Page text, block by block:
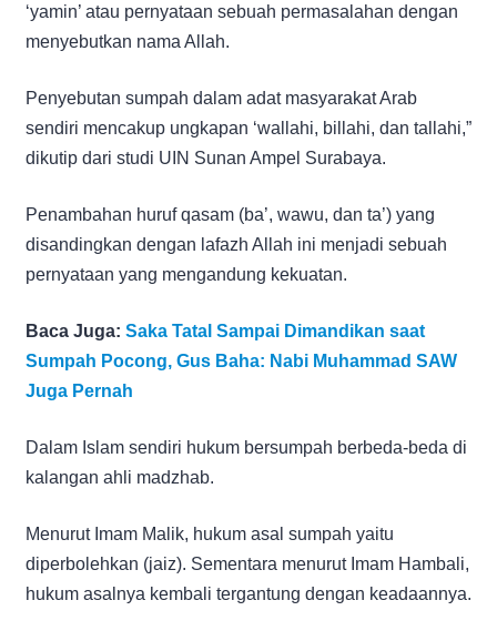
‘yamin’ atau pernyataan sebuah permasalahan dengan
menyebutkan nama Allah.
Penyebutan sumpah dalam adat masyarakat Arab
sendiri mencakup ungkapan ‘wallahi, billahi, dan tallahi,”
dikutip dari studi UIN Sunan Ampel Surabaya.
Penambahan huruf qasam (ba’, wawu, dan ta’) yang
disandingkan dengan lafazh Allah ini menjadi sebuah
pernyataan yang mengandung kekuatan.
Baca Juga: Saka Tatal Sampai Dimandikan saat
Sumpah Pocong, Gus Baha: Nabi Muhammad SAW
Juga Pernah
Dalam Islam sendiri hukum bersumpah berbeda-beda di
kalangan ahli madzhab.
Menurut Imam Malik, hukum asal sumpah yaitu
diperbolehkan (jaiz). Sementara menurut Imam Hambali,
hukum asalnya kembali tergantung dengan keadaannya.